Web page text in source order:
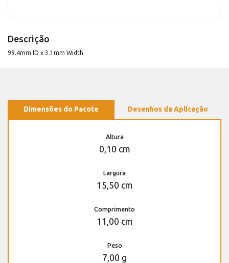
Descrição
99.4mm ID x 3.1mm Width
Dimensões do Pacote Desenhos da Aplicação
Altura
0,10 cm
Largura
15,50 cm
Comprimento
11,00 cm
Peso
7,00 g